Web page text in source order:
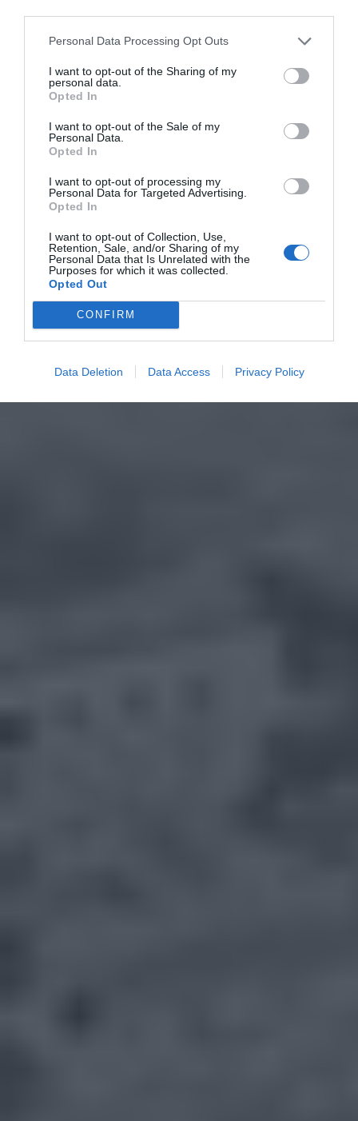
Personal Data Processing Opt Outs
I want to opt-out of the Sharing of my
personal data.
Opted In
I want to opt-out of the Sale of my
Personal Data.
Opted In
I want to opt-out of processing my
Personal Data for Targeted Advertising.
Opted In
I want to opt-out of Collection, Use,
Retention, Sale, and/or Sharing of my
Personal Data that Is Unrelated with the
Purposes for which it was collected.
Opted Out
CONFIRM
Data Deletion Data Access Privacy Policy